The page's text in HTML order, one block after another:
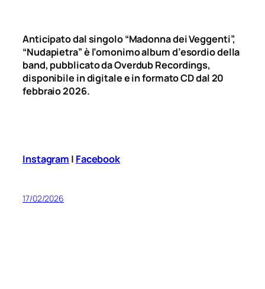
Anticipato dal singolo “Madonna dei Veggenti”,
“Nudapietra” è l’omonimo album d’esordio della
band, pubblicato da Overdub Recordings,
disponibile in digitale e in formato CD dal 20
febbraio 2026.
Instagram | Facebook
17/02/2026